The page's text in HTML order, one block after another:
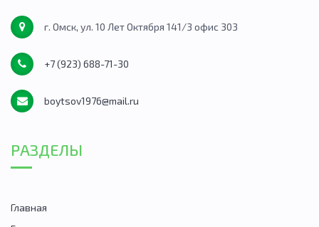
г. Омск, ул. 10 Лет Октября 141/3 офис 303
+7 (923) 688-71-30
boytsov1976@mail.ru
РАЗДЕЛЫ
Главная